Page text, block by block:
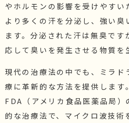
やホルモンの影響を受けやすい
より多くの汗を分泌し、強い臭
ます。分泌された汗は無臭です
応して臭いを発生させる物質を
現代の治療法の中でも、ミラド
療に革新的な方法を提供します
FDA（アメリカ食品医薬品局）
的な治療法で、マイクロ波技術